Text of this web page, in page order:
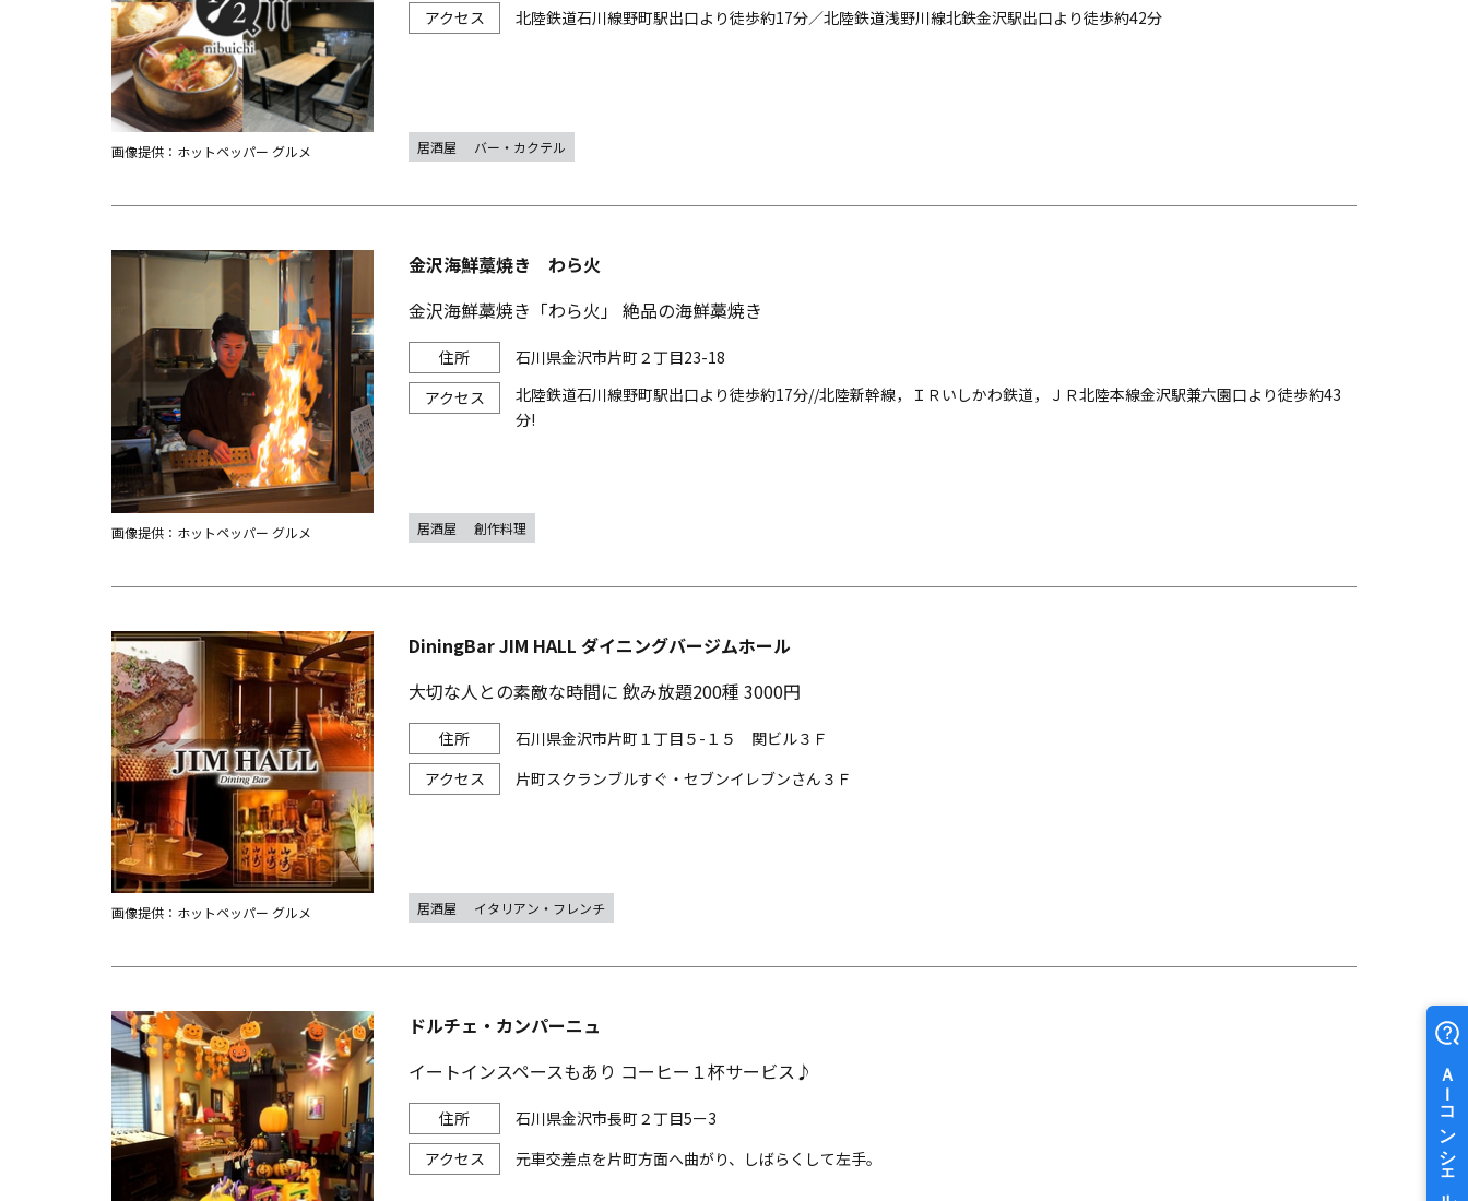
北陸鉄道石川線野町駅出口より徒歩約17分／北陸鉄道浅野川線北鉄金沢駅出口より徒歩約42分
画像提供：ホットペッパー グルメ 居酒屋 バー・カクテル
金沢海鮮藁焼き わら火
金沢海鮮藁焼き「わら火」 絶品の海鮮藁焼き
石川県金沢市片町２丁目23-18
北陸鉄道石川線野町駅出口より徒歩約17分//北陸新幹線，ＩＲいしかわ鉄道，ＪＲ北陸本線金沢駅兼六園口より徒歩約43
分!
画像提供：ホットペッパー グルメ 居酒屋 創作料理
DiningBar JIM HALL ダイニングバージムホール
大切な人との素敵な時間に 飲み放題200種 3000円
石川県金沢市片町１丁目５-１５ 関ビル３Ｆ
片町スクランブルすぐ・セブンイレブンさん３Ｆ
画像提供：ホットペッパー グルメ 居酒屋 イタリアン・フレンチ
ドルチェ・カンパーニュ
イートインスペースもあり コーヒー１杯サービス♪
石川県金沢市長町２丁目5ー3
元車交差点を片町方面へ曲がり、しばらくして左手。